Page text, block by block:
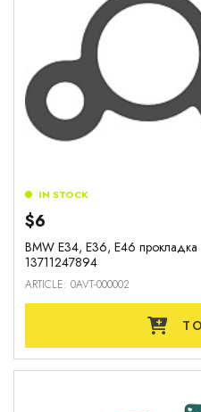
BMW E34, E36, E46 прокладка
13711247894
ARTICLE: 0AVT-000002
IN STOCK
$6